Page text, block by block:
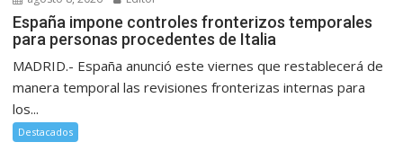
España impone controles fronterizos temporales
para personas procedentes de Italia
MADRID.- España anunció este viernes que restablecerá de
manera temporal las revisiones fronterizas internas para
los...
Destacados